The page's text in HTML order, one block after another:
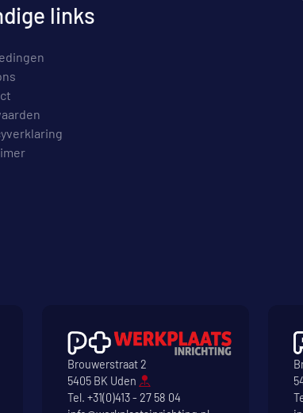
links
Brouwerstraat 2
5405 BK Uden
Tel. +31(0)413 - 27 58 04